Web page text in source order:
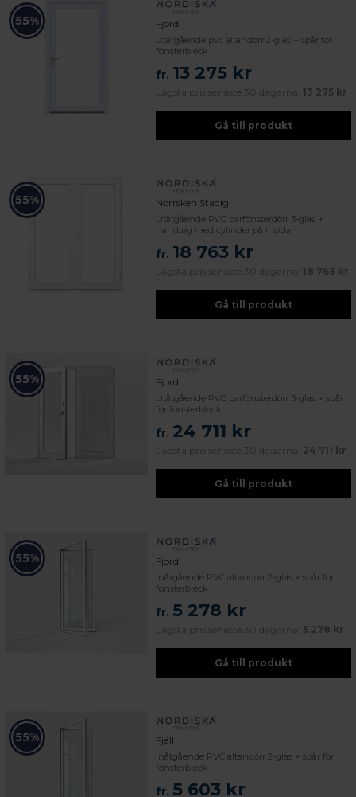
55% Fjord
Utåtgående pvc altandörr 2-glas + spår för
fönsterbleck
fr. 13 275 kr
Lägsta pris senaste 30 dagarna: 13 275 kr
Gå till produkt
55% Norrsken Stadig
Utåtgående PVC parfönsterdörr 3-glas +
handtag med cylinder på insidan
fr. 18 763 kr
Lägsta pris senaste 30 dagarna: 18 763 kr
Gå till produkt
55% Fjord
Utåtgående PVC parfönsterdörr 3-glas + spår
för fönsterbleck
fr. 24 711 kr
Lägsta pris senaste 30 dagarna: 24 711 kr
Gå till produkt
55% Fjord
Inåtgående PVC altandörr 2-glas + spår för
fönsterbleck
fr. 5 278 kr
Lägsta pris senaste 30 dagarna: 5 278 kr
Gå till produkt
55% Fjäll
Inåtgående PVC altandörr 2-glas + spår för
fönsterbleck
fr. 5 603 kr